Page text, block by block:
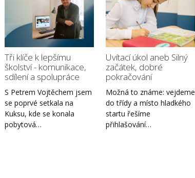
Tři klíče k lepšímu
školství - komunikace,
sdílení a spolupráce
S Petrem Vojtěchem jsem
se poprvé setkala na
Kuksu, kde se konala
pobytová…
Uvítací úkol aneb Silný
začátek, dobré
pokračování
Možná to známe: vejdeme
do třídy a místo hladkého
startu řešíme
přihlašování…